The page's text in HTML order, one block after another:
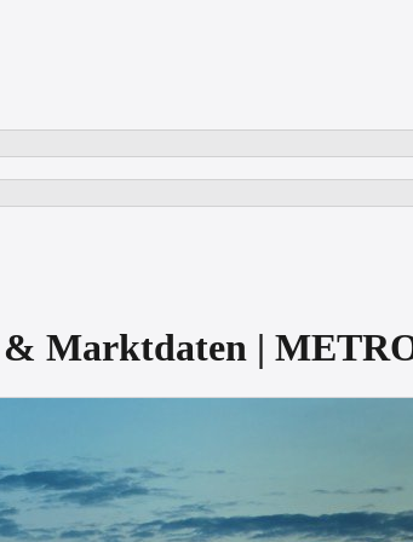
Marktdaten |